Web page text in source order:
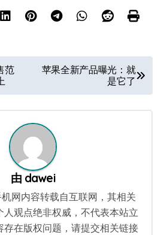
范
苹果全新产品曝光：就
是它了
由 dawei
机网内容转载自互联网，其相关
人观点绝非权威，不代表本站立
存在版权问题，请提交相关链接